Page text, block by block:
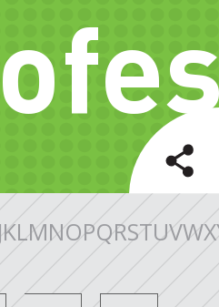
KLMNOPQRSTUVWX